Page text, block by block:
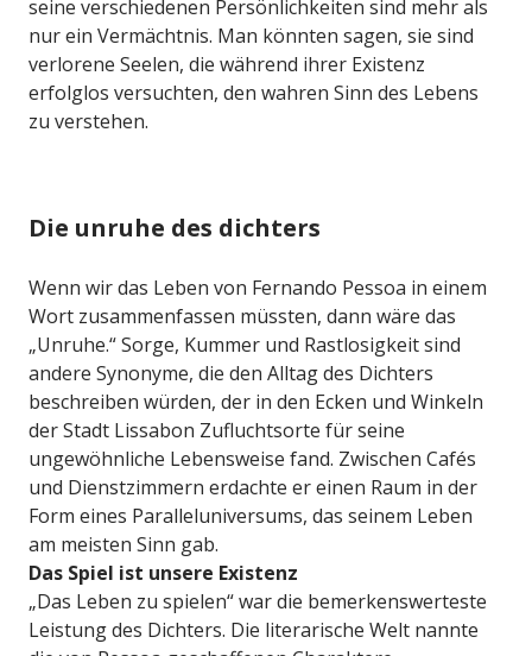
seine verschiedenen Persönlichkeiten sind mehr als
nur ein Vermächtnis. Man könnten sagen, sie sind
verlorene Seelen, die während ihrer Existenz
erfolglos versuchten, den wahren Sinn des Lebens
zu verstehen.
Die unruhe des dichters
Wenn wir das Leben von Fernando Pessoa in einem
Wort zusammenfassen müssten, dann wäre das
„Unruhe.“ Sorge, Kummer und Rastlosigkeit sind
andere Synonyme, die den Alltag des Dichters
beschreiben würden, der in den Ecken und Winkeln
der Stadt Lissabon Zufluchtsorte für seine
ungewöhnliche Lebensweise fand. Zwischen Cafés
und Dienstzimmern erdachte er einen Raum in der
Form eines Paralleluniversums, das seinem Leben
am meisten Sinn gab.
Das Spiel ist unsere Existenz
„Das Leben zu spielen“ war die bemerkenswerteste
Leistung des Dichters. Die literarische Welt nannte